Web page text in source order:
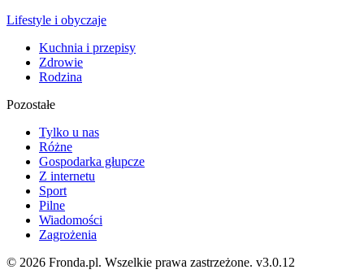
Lifestyle i obyczaje
Kuchnia i przepisy
Zdrowie
Rodzina
Pozostałe
Tylko u nas
Różne
Gospodarka głupcze
Z internetu
Sport
Pilne
Wiadomości
Zagrożenia
© 2026 Fronda.pl. Wszelkie prawa zastrzeżone. v3.0.12